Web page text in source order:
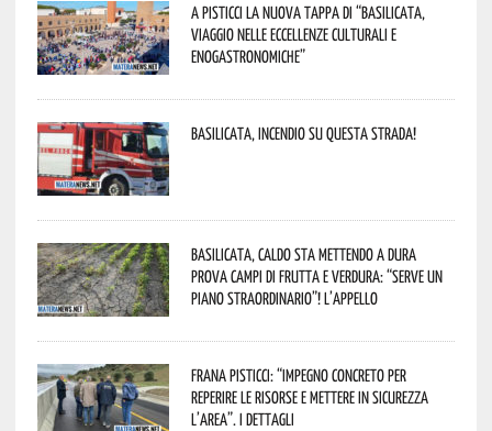
A Pisticci la nuova tappa di “Basilicata,
viaggio nelle eccellenze culturali e
enogastronomiche”
Basilicata, incendio su questa strada!
Basilicata, caldo sta mettendo a dura
prova campi di frutta e verdura: “Serve un
piano straordinario”! L’appello
Frana Pisticci: “Impegno concreto per
reperire le risorse e mettere in sicurezza
l’area”. I dettagli